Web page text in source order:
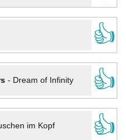
👍
- Dream of Infinity
👍
im Kopf
👍